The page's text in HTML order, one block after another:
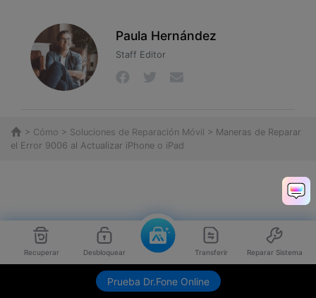
Recuperar Desbloquear Transferir Reparar Sistema
Prueba Dr.Fone Online
Envíame link de descarga
Paula Hernández
Staff Editor
> Cómo > Soluciones de Reparación Móvil > Maneras de Reparar
el Error 9006 al Actualizar iPhone o iPad